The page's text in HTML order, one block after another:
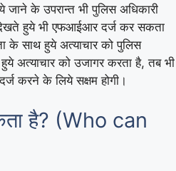
जाने के उपरान्त भी पुलिस अधिकारी
देखते हुये भी एफआईआर दर्ज कर सकता
के साथ हुये अत्याचार को पुलिस
अत्याचार को उजागर करता है, तब भी
करने के लिये सक्षम होगी।
है? (Who can